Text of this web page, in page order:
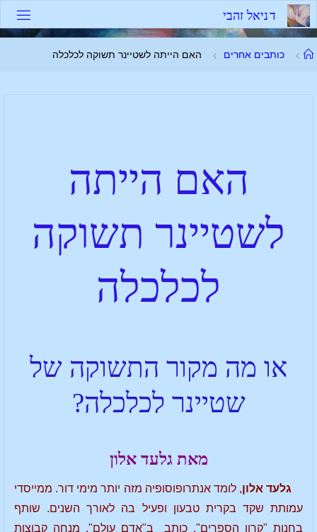
דניאל זהבי
כותבים אחרים האם הייתה לשטיינר תשוקה לכלכלה
האם הייתה
לשטיינר תשוקה
לכלכלה
או מה מקור התשוקה של
שטיינר לכלכלה?
מאת גלעד אלון
גלעד אלון, לומד אנתרופוסופיה מזה יותר מימי דור. ממייסדי
עמותת שקד בקרית טבעון ופעיל בה לאורך השנים. שותף
בחנות "קרון הספרים". כותב ב"אדם עולם". מנחה קבוצות